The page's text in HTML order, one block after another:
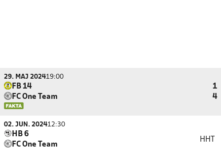
29. MAJ 202419:00
FB 14
1
FC One Team
4
02. JUN. 202412:30
HB 6
FC One Team
HHT